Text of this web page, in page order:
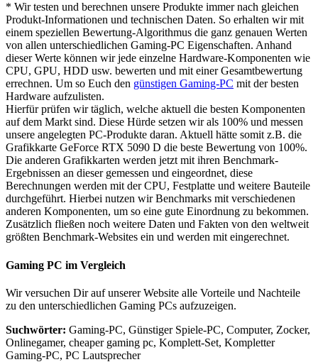
* Wir testen und berechnen unsere Produkte immer nach gleichen
Produkt-Informationen und technischen Daten. So erhalten wir mit
einem speziellen Bewertung-Algorithmus die ganz genauen Werten
von allen unterschiedlichen Gaming-PC Eigenschaften. Anhand
dieser Werte können wir jede einzelne Hardware-Komponenten wie
CPU, GPU, HDD usw. bewerten und mit einer Gesamtbewertung
errechnen. Um so Euch den günstigen Gaming-PC mit der besten
Hardware aufzulisten.
Hierfür prüfen wir täglich, welche aktuell die besten Komponenten
auf dem Markt sind. Diese Hürde setzen wir als 100% und messen
unsere angelegten PC-Produkte daran. Aktuell hätte somit z.B. die
Grafikkarte GeForce RTX 5090 D die beste Bewertung von 100%.
Die anderen Grafikkarten werden jetzt mit ihren Benchmark-
Ergebnissen an dieser gemessen und eingeordnet, diese
Berechnungen werden mit der CPU, Festplatte und weitere Bauteile
durchgeführt. Hierbei nutzen wir Benchmarks mit verschiedenen
anderen Komponenten, um so eine gute Einordnung zu bekommen.
Zusätzlich fließen noch weitere Daten und Fakten von den weltweit
größten Benchmark-Websites ein und werden mit eingerechnet.
Gaming PC im Vergleich
Wir versuchen Dir auf unserer Website alle Vorteile und Nachteile
zu den unterschiedlichen Gaming PCs aufzuzeigen.
Suchwörter: Gaming-PC, Günstiger Spiele-PC, Computer, Zocker,
Onlinegamer, cheaper gaming pc, Komplett-Set, Kompletter
Gaming-PC, PC Lautsprecher